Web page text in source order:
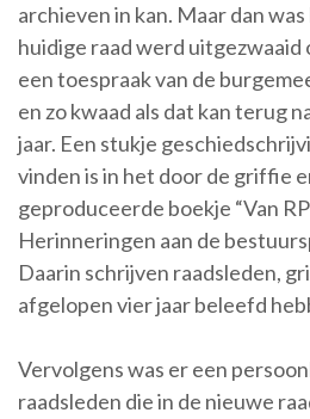
archieven in kan. Maar dan
huidige raad werd uitgezwaaid
een toespraak van de
en zo kwaad als dat kan terug
jaar. Een stukje
vinden is in het door de griffie
geproduceerde boekje “Van
Herinneringen aan de
Daarin schrijven raadsleden,
afgelopen vier jaar beleefd
Vervolgens was er een
raadsleden die in de nieuwe